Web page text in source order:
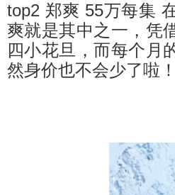
top2 郑爽 55万每集
爽就是其中之一，凭
四小花旦，而每个月
然身价也不会少了啦